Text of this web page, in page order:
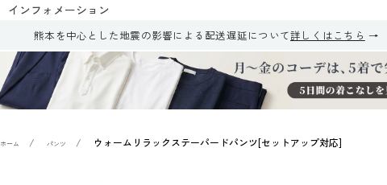
インフォメーション
熊本を中心とした地震の影響による配送遅延について詳しくはこちら
ホーム パンツ ウォームリラックステーパードパンツ[セットアップ対応]